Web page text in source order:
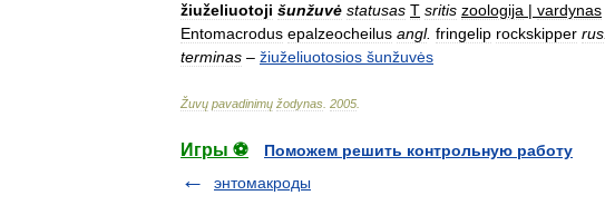
žiuželiuotoji šunžuvė statusas T sritis zoologija | vardynas
Entomacrodus epalzeocheilus angl. fringelip rockskipper rus
terminas – žiuželiuotosios šunžuvės
Žuvų pavadinimų žodynas 2005
Игры ⚽
Поможем решить контрольную работу
энтомакроды